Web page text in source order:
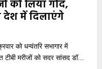
को लिया गोद,
देश में दिलाएंगे
को धन्वंतरि सभागार में
मरीजों को सदर सांसद डॉ...